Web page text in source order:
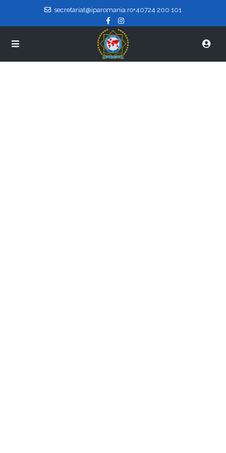
secretariat@iparomania.ro+40724 200 101